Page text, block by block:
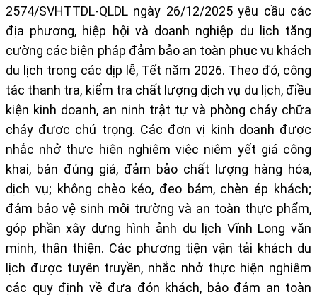
2574/SVHTTDL-QLDL ngày 26/12/2025yêu cầu các
địa phương, hiệp hội và doanh nghiệp du lịch tăng
cường các biện pháp đảm bảo an toàn phục vụ khách
du lịch trong các dịp lễ, Tết năm 2026. Theo đó, công
tác thanh tra, kiểm tra chất lượng dịch vụ du lịch, điều
kiện kinh doanh, an ninh trật tự và phòng cháy chữa
cháy được chú trọng. Các đơn vị kinh doanh được
nhắc nhở thực hiện nghiêm việc niêm yết giá công
khai, bán đúng giá, đảm bảo chất lượng hàng hóa,
dịch vụ; không chèo kéo, đeo bám, chèn ép khách;
đảm bảo vệ sinh môi trường và an toàn thực phẩm,
góp phần xây dựng hình ảnh du lịch Vĩnh Long văn
minh, thân thiện. Các phương tiện vận tải khách du
lịch được tuyên truyền, nhắc nhở thực hiện nghiêm
các quy định về đưa đón khách, bảo đảm an toàn